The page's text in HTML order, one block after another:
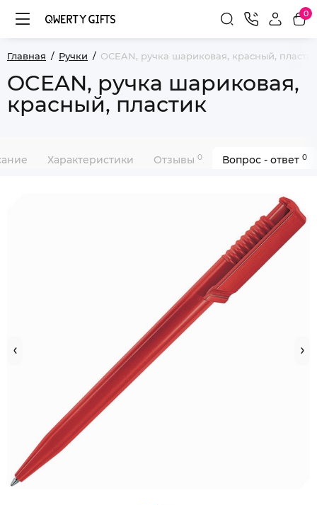
0
Главная Ручки OCEAN, ручка шариковая, красный,
OCEAN, ручка шариковая,
красный, пластик
Характеристики Отзывы 0 Вопрос - ответ 0